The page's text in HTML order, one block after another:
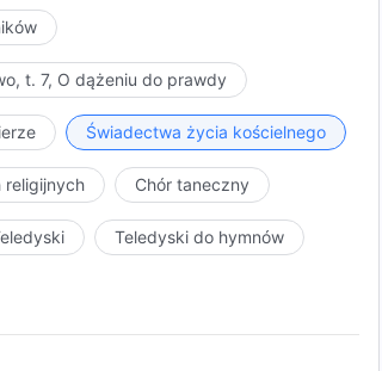
t. 7, O dążeniu do prawdy
Świadectwa życia kościelnego
religijnych Chór taneczny
Teledyski do hymnów